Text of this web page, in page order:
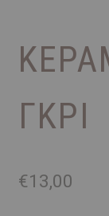
ΓΚΡΊ
€13,00